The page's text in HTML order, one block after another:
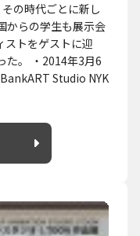
の時代ごとに新し
からの学生も展示会
ストをゲストに迎
た。 ・2014年3月6
Studio NYK